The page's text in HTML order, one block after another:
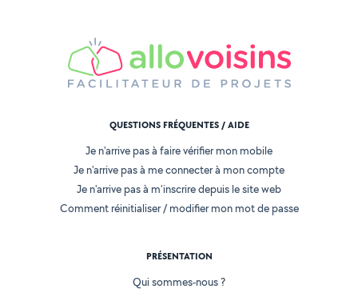
QUESTIONS FRÉQUENTES / AIDE
Je n'arrive pas à faire vérifier mon mobile
Je n'arrive pas à me connecter à mon compte
Je n'arrive pas à m'inscrire depuis le site web
Comment réinitialiser / modifier mon mot de passe
PRÉSENTATION
Qui sommes-nous ?